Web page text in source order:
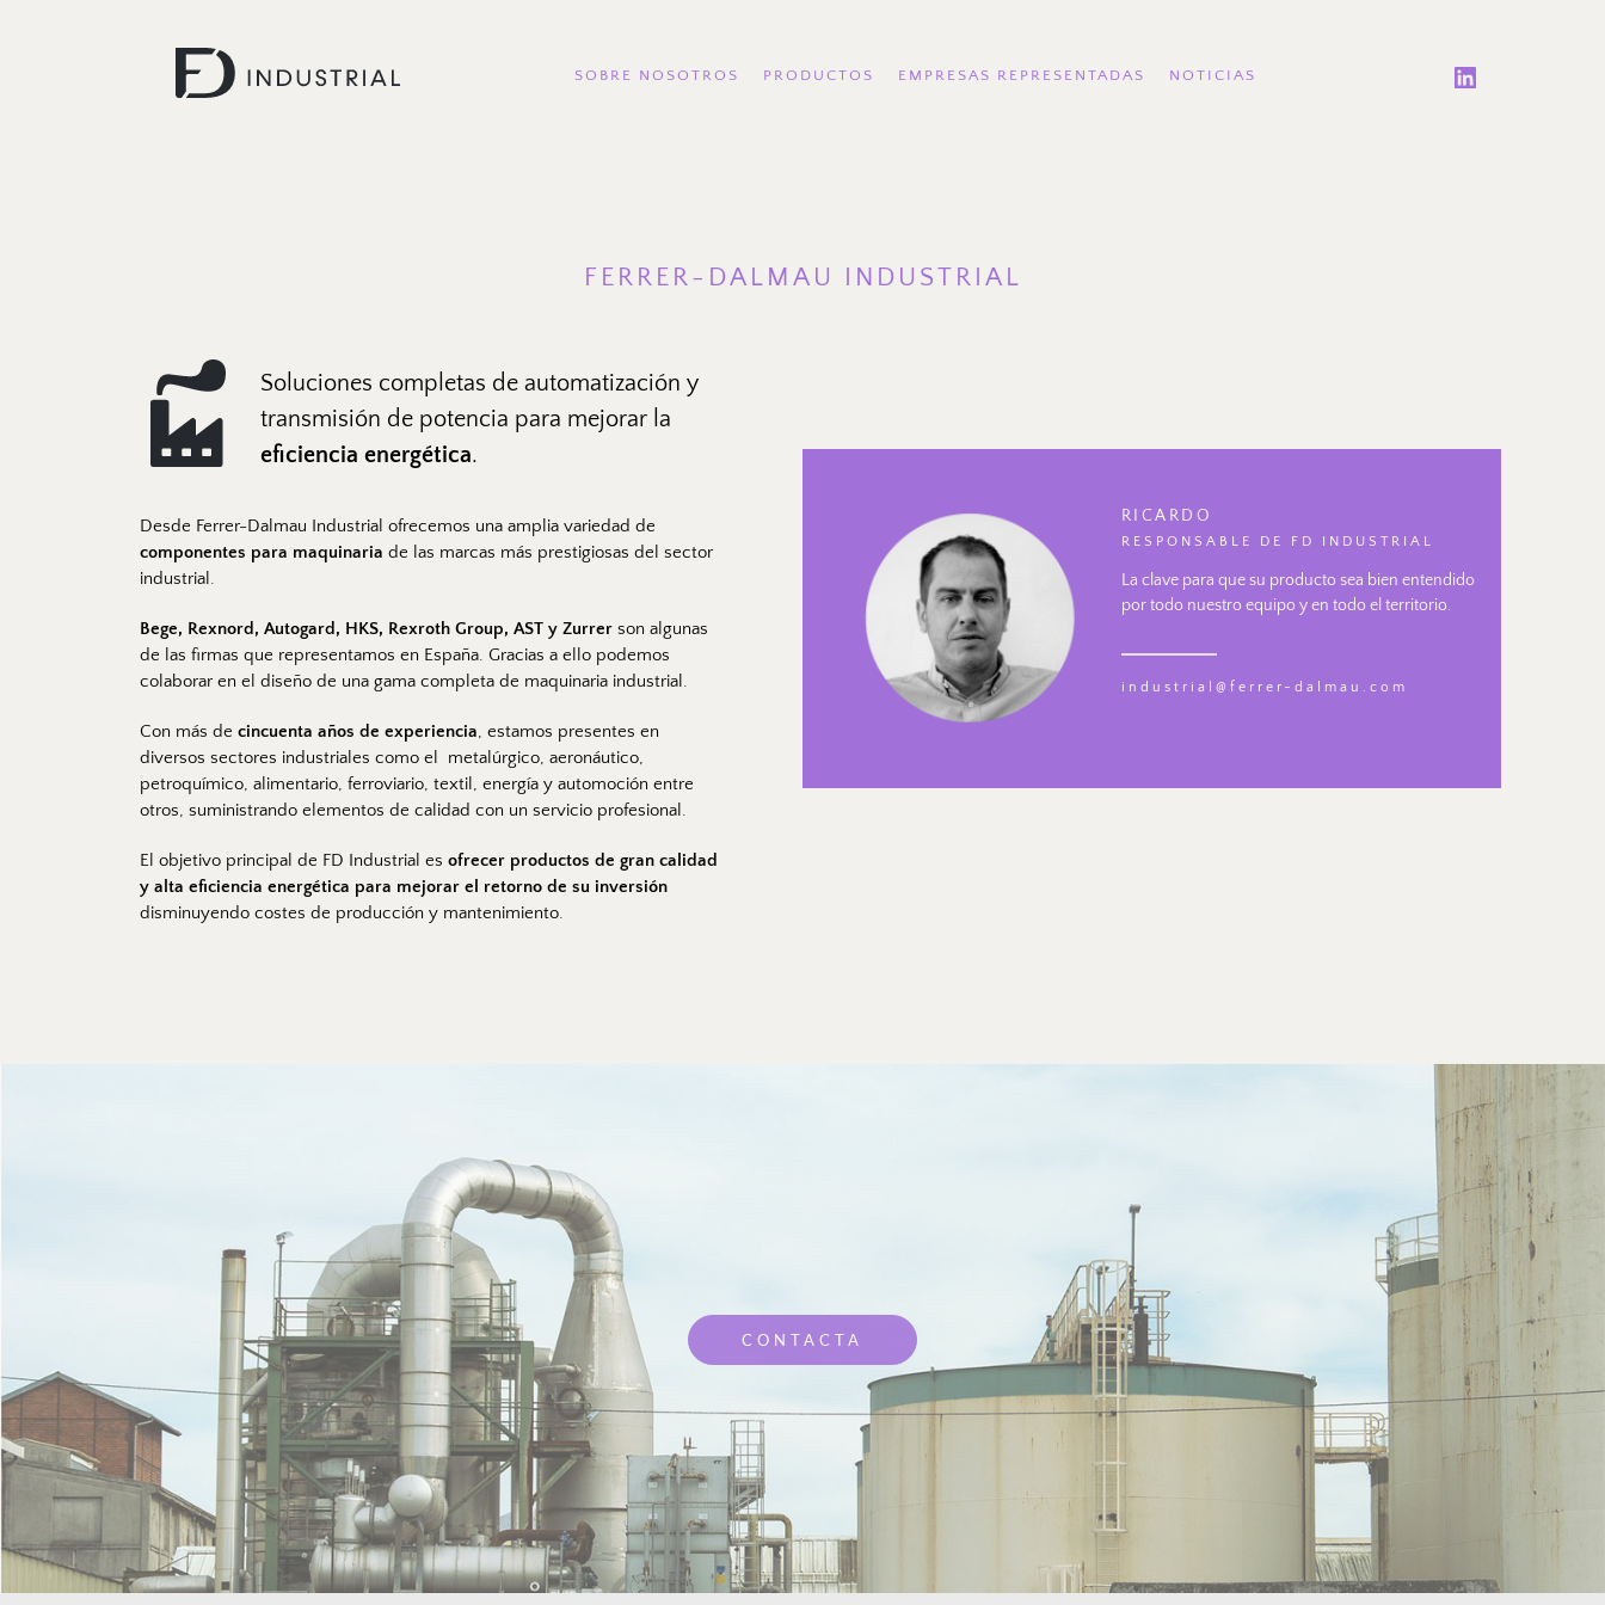
SOBRE NOSOTROS PRODUCTOS EMPRESAS REPRESENTADAS NOTICIAS
FERRER-DALMAU INDUSTRIAL
Soluciones completas de automatización y
eficiencia energética.
componentes para maquinaria de las marcas más prestigiosas del sector
industrial.
Bege, Rexnord, Autogard, HKS, Rexroth Group, AST y Zurrer son algunas
de las firmas que representamos en España. Gracias a ello podemos
colaborar en el diseño de una gama completa de maquinaria industrial.
Con más de cincuenta años de experiencia, estamos presentes en
diversos sectores industriales como el  metalúrgico, aeronáutico,
petroquímico, alimentario, ferroviario, textil, energía y automoción entre
otros, suministrando elementos de calidad con un servicio profesional.
El objetivo principal de FD Industrial es ofrecer productos de gran calidad
y alta eficiencia energética para mejorar el retorno de su inversión
disminuyendo costes de producción y mantenimiento.
RICARDO
RESPONSABLE DE FD INDUSTRIAL
La clave para que su producto sea bien entendido
por todo nuestro equipo y en todo el territorio.
industrial@ferrer-dalmau.com
CONTACTA